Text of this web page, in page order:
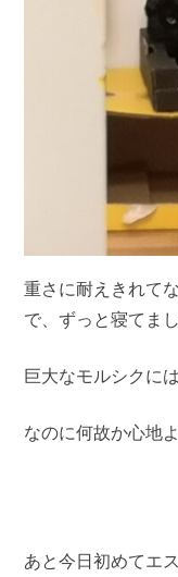
重さに耐えきれて
で、ずっと寝てま
巨大なモルシクに
なのに何故か心地
あと今日初めてエ